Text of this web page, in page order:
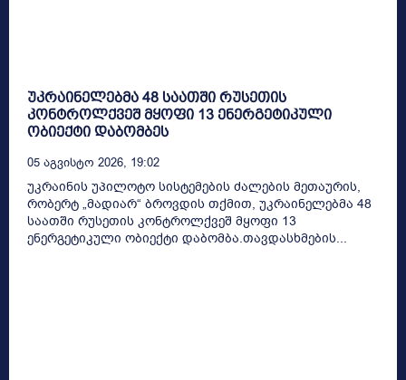
უკრაინელებმა 48 საათში რუსეთის
კონტროლქვეშ მყოფი 13 ენერგეტიკული
ობიექტი დაბომბეს
05 Აგვისტო 2026, 19:02
უკრაინის უპილოტო სისტემების ძალების მეთაურის,
რობერტ „მადიარ“ ბროვდის თქმით, უკრაინელებმა 48
საათში რუსეთის კონტროლქვეშ მყოფი 13
ენერგეტიკული ობიექტი დაბომბა.თავდასხმების...